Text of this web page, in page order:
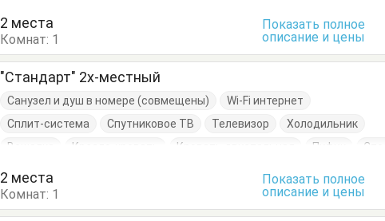
Тумбочки
2 места
Комнат: 1
Показать полное
описание и цены
"Стандарт" 2х-местный
Санузел и душ в номере (совмещены)
Wi-Fi интернет
Сплит-система
Спутниковое ТВ Телевизор
Холодильник
Вешалка
Кресло-кровать Кровать двуспальная Пуфик
Стол
2 места
Комнат: 1
Показать полное
описание и цены